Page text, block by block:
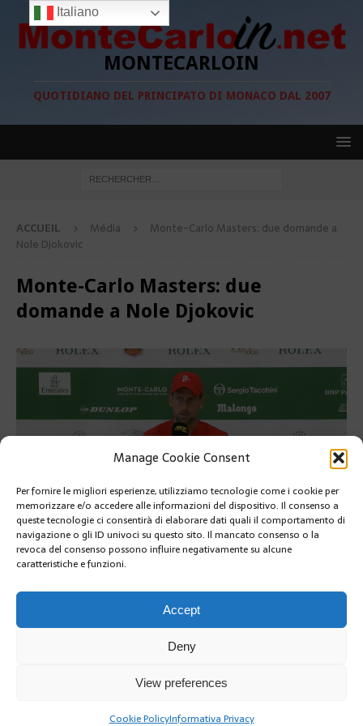
Manage Cookie Consent
Per fornire le migliori esperienze, utilizziamo tecnologie come i cookie per
memorizzare e/o accedere alle informazioni del dispositivo. Il consenso a
queste tecnologie ci consentirà di elaborare dati quali il comportamento di
navigazione o gli ID univoci su questo sito. Il mancato consenso o la
revoca del consenso possono influire negativamente su alcune
caratteristiche e funzioni.
Accept
Deny
View preferences
Cookie PolicyInformativa Privacy
MONTECARLOIN
QUOTIDIANO DEL PRINCIPATO DI MONACO DAL 2007
ACCUEIL Média
Monte-Carlo Masters: due domande a
Nole Djokovic
Monte-Carlo Masters: due
domande a Nole Djokovic
Monte-Carlo Masters: due domande a Nole Djokovic
Monte-Carlo Masters: due domande a Nole Djokovic
Copyright @2019 | by Crivle
Italiano